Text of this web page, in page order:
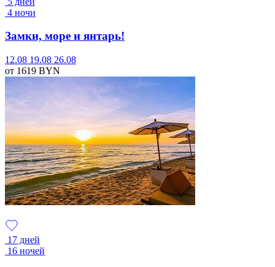
4 ночи
Замки, море и янтарь!
12.08 19.08 26.08
от 1619 BYN
17 дней
16 ночей